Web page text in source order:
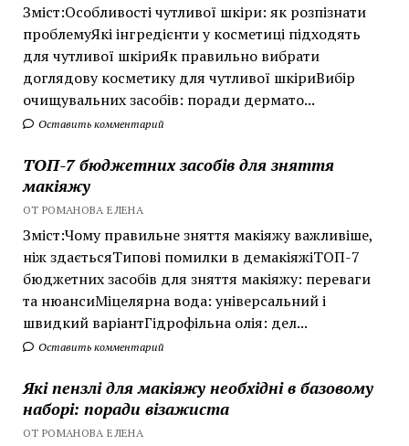
Зміст:Особливості чутливої шкіри: як розпізнати
проблемуЯкі інгредієнти у косметиці підходять
для чутливої шкіриЯк правильно вибрати
доглядову косметику для чутливої шкіриВибір
очищувальних засобів: поради дермато...
Оставить комментарий
ТОП-7 бюджетних засобів для зняття
макіяжу
ОТ РОМАНОВА ЕЛЕНА
Зміст:Чому правильне зняття макіяжу важливіше,
ніж здаєтьсяТипові помилки в демакіяжіТОП-7
бюджетних засобів для зняття макіяжу: переваги
та нюансиМіцелярна вода: універсальний і
швидкий варіантГідрофільна олія: дел...
Оставить комментарий
Які пензлі для макіяжу необхідні в базовому
наборі: поради візажиста
ОТ РОМАНОВА ЕЛЕНА